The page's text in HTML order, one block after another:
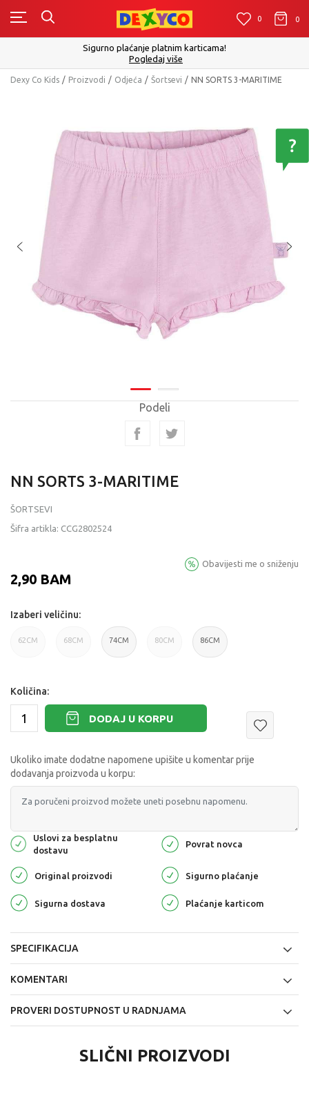
0 0
Sigurno plaćanje platnim karticama!
Pogledaj više
Dexy Co Kids Proizvodi Odjeća Šortsevi NN SORTS 3-MARITIME
Podeli
NN SORTS 3-MARITIME
ŠORTSEVI
Šifra artikla: CCG2802524
2,90 BAM
Obavijesti me o sniženju
Izaberi veličinu:
62CM 68CM 74CM 80CM 86CM
Količina:
DODAJ U KORPU
Ukoliko imate dodatne napomene upišite u komentar prije
dodavanja proizvoda u korpu:
Uslovi za besplatnu
dostavu
Povrat novca
Original proizvodi Sigurno plaćanje
Sigurna dostava Plaćanje karticom
SPECIFIKACIJA
KOMENTARI
PROVERI DOSTUPNOST U RADNJAMA
SLIČNI PROIZVODI